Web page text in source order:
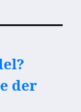
der